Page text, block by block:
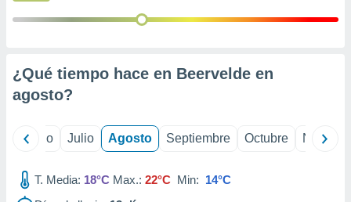
¿Qué tiempo hace en Beervelde en
agosto?
Junio Julio Agosto Septiembre Octubre
T. Media: 18°C Max.: 22°C Min: 14°C